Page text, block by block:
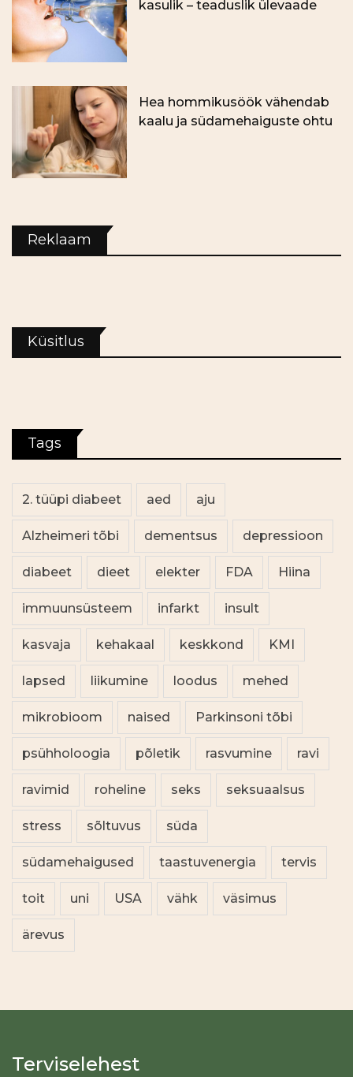
kasulik – teaduslik ülevaade
Hea hommikusöök vähendab
kaalu ja südamehaiguste ohtu
Reklaam
Küsitlus
Tags
2. tüüpi diabeet aed aju
Alzheimeri tõbi dementsus depressioon
diabeet dieet elekter FDA Hiina
immuunsüsteem infarkt insult
kasvaja kehakaal keskkond KMI
lapsed liikumine loodus mehed
mikrobioom naised Parkinsoni tõbi
psühholoogia põletik rasvumine ravi
ravimid roheline seks seksuaalsus
stress sõltuvus süda
südamehaigused taastuvenergia tervis
toit uni USA vähk väsimus
ärevus
Terviselehest